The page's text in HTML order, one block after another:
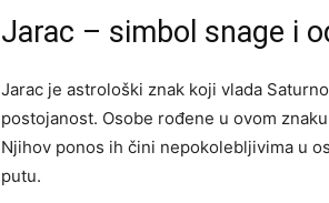
Jarac – simbol snage i
Jarac je astrološki znak koji vlada
postojanost. Osobe rođene u ovom
Njihov ponos ih čini nepokolebljivima u
putu.